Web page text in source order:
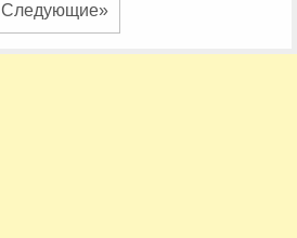
Следующие»